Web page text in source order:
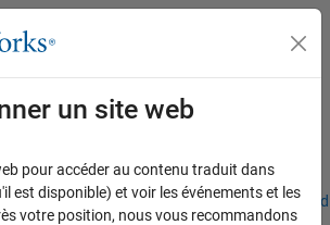
opportunités Adresses de nos bureaux
un site web
pour accéder au contenu traduit dans
est disponible) et voir les événements et les
votre position, nous vous recommandons